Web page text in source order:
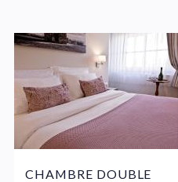
Fenêtre
Non-fumeurs
Animaux non acceptés
Vues extérieures
CHAMBRE DOUBLE